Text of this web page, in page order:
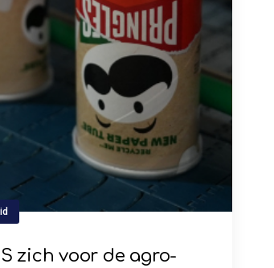
zich voor de agro-